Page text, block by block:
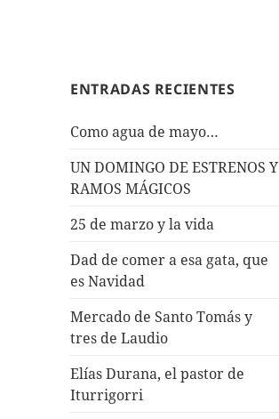
ENTRADAS RECIENTES
Como agua de mayo…
UN DOMINGO DE ESTRENOS Y
RAMOS MÁGICOS
25 de marzo y la vida
Dad de comer a esa gata, que
es Navidad
Mercado de Santo Tomás y
tres de Laudio
Elías Durana, el pastor de
Iturrigorri